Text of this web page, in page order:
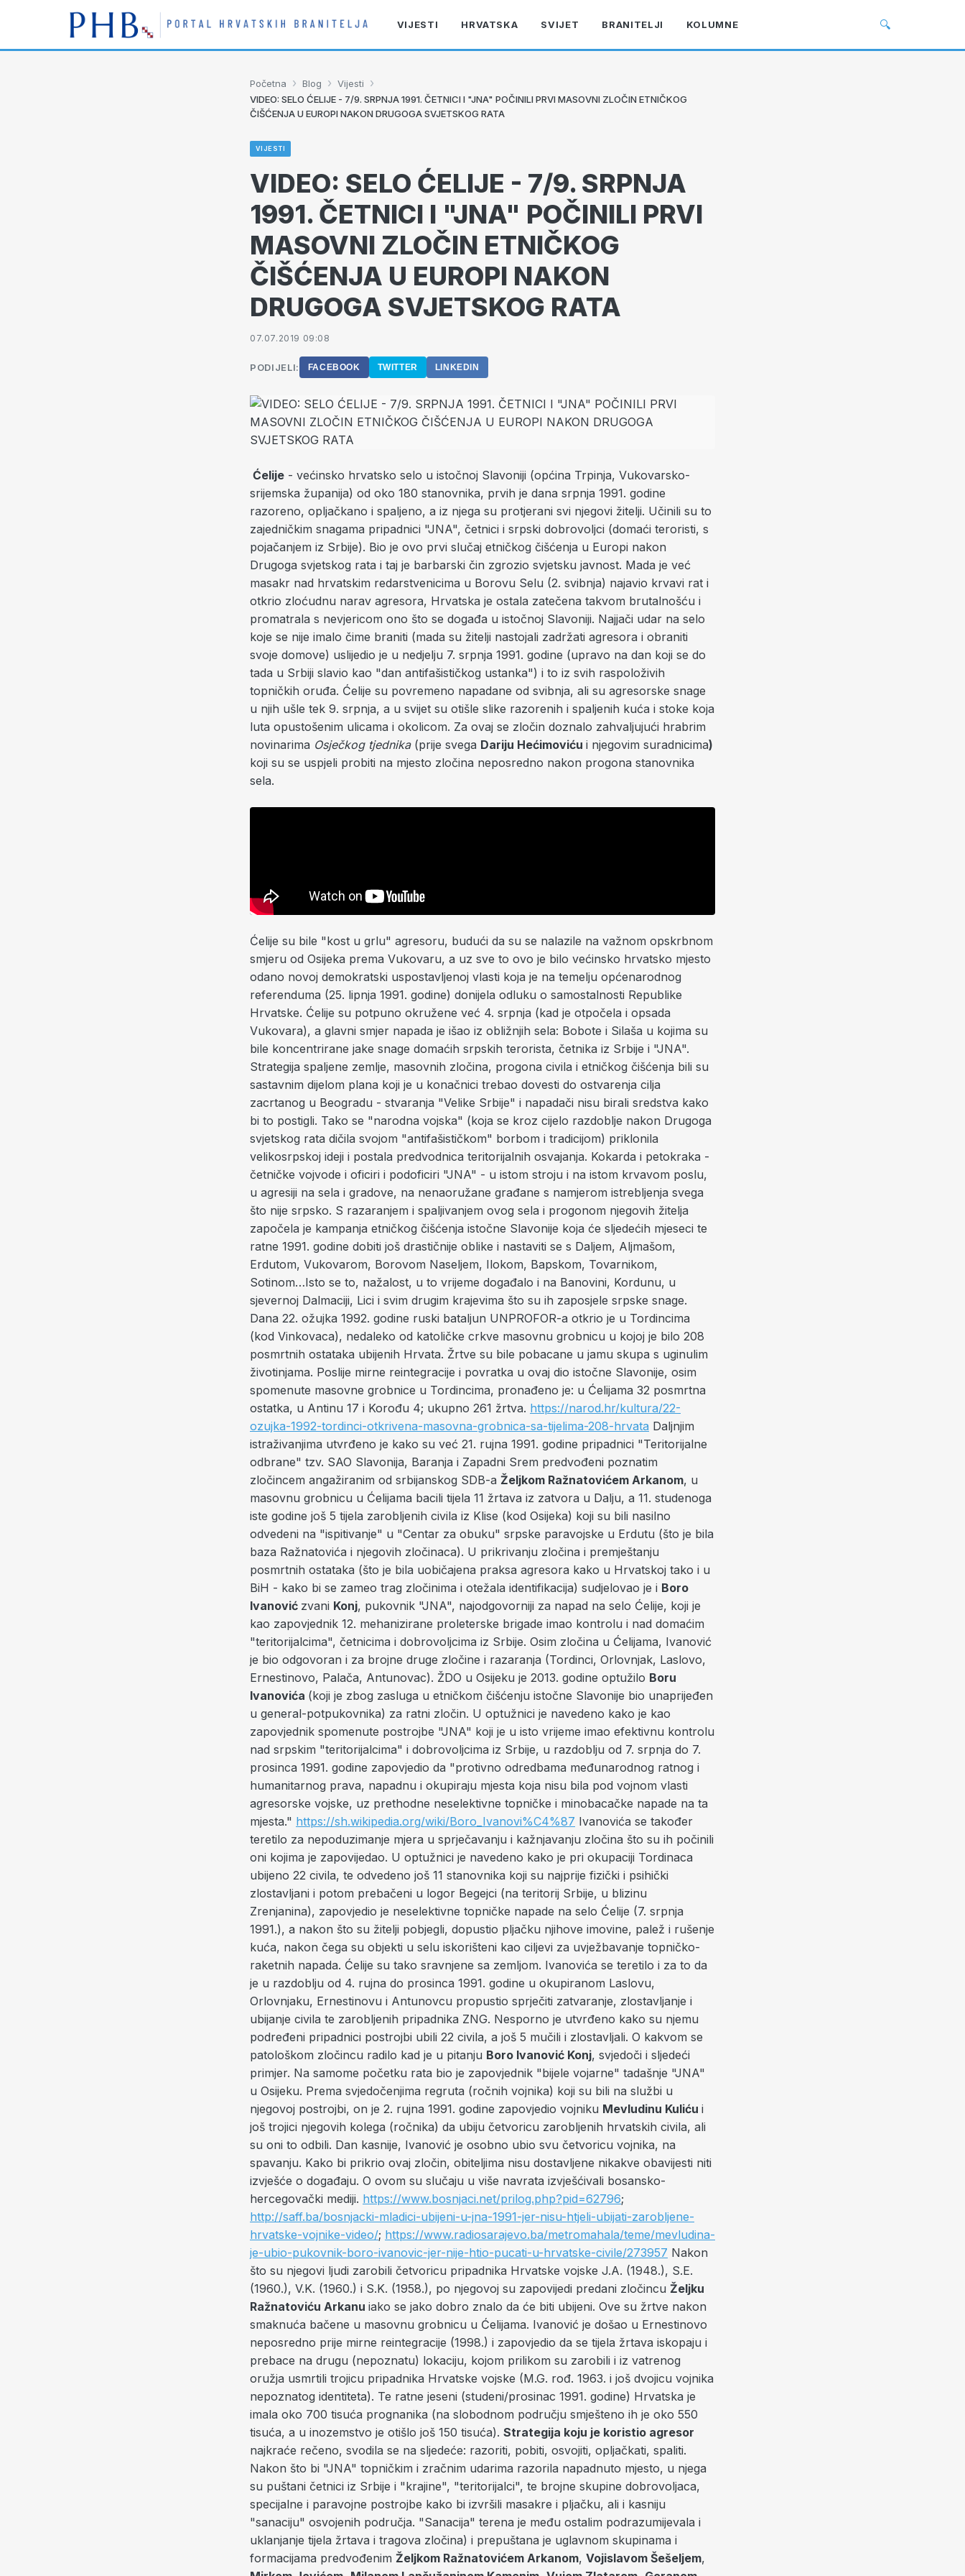
VIJESTI HRVATSKA SVIJET BRANITELJI KOLUMNE 🔍
Početna › Blog › Vijesti ›
VIDEO: SELO ĆELIJE - 7/9. SRPNJA 1991. ČETNICI I "JNA" POČINILI PRVI MASOVNI ZLOČIN ETNIČKOG
ČIŠĆENJA U EUROPI NAKON DRUGOGA SVJETSKOG RATA
VIJESTI
VIDEO: SELO ĆELIJE - 7/9. SRPNJA
1991. ČETNICI I "JNA" POČINILI PRVI
MASOVNI ZLOČIN ETNIČKOG
ČIŠĆENJA U EUROPI NAKON
DRUGOGA SVJETSKOG RATA
07.07.2019 09:08
PODIJELI: FACEBOOK TWITTER LINKEDIN
Ćelije - većinsko hrvatsko selo u istočnoj Slavoniji (općina Trpinja, Vukovarsko-
srijemska županija) od oko 180 stanovnika, prvih je dana srpnja 1991. godine
razoreno, opljačkano i spaljeno, a iz njega su protjerani svi njegovi žitelji. Učinili su to
zajedničkim snagama pripadnici "JNA", četnici i srpski dobrovoljci (domaći teroristi, s
pojačanjem iz Srbije). Bio je ovo prvi slučaj etničkog čišćenja u Europi nakon
Drugoga svjetskog rata i taj je barbarski čin zgrozio svjetsku javnost. Mada je već
masakr nad hrvatskim redarstvenicima u Borovu Selu (2. svibnja) najavio krvavi rat i
otkrio zloćudnu narav agresora, Hrvatska je ostala zatečena takvom brutalnošću i
promatrala s nevjericom ono što se događa u istočnoj Slavoniji. Najjači udar na selo
koje se nije imalo čime braniti (mada su žitelji nastojali zadržati agresora i obraniti
svoje domove) uslijedio je u nedjelju 7. srpnja 1991. godine (upravo na dan koji se do
tada u Srbiji slavio kao "dan antifašističkog ustanka") i to iz svih raspoloživih
topničkih oruđa. Ćelije su povremeno napadane od svibnja, ali su agresorske snage
u njih ušle tek 9. srpnja, a u svijet su otišle slike razorenih i spaljenih kuća i stoke koja
luta opustošenim ulicama i okolicom. Za ovaj se zločin doznalo zahvaljujući hrabrim
novinarima Osječkog tjednika(prije svega Dariju Hećimoviću i njegovim suradnicima)
koji su se uspjeli probiti na mjesto zločina neposredno nakon progona stanovnika
sela.
Ćelije su bile "kost u grlu" agresoru, budući da su se nalazile na važnom opskrbnom
smjeru od Osijeka prema Vukovaru, a uz sve to ovo je bilo većinsko hrvatsko mjesto
odano novoj demokratski uspostavljenoj vlasti koja je na temelju općenarodnog
referenduma (25. lipnja 1991. godine) donijela odluku o samostalnosti Republike
Hrvatske. Ćelije su potpuno okružene već 4. srpnja (kad je otpočela i opsada
Vukovara), a glavni smjer napada je išao iz obližnjih sela: Bobote i Silaša u kojima su
bile koncentrirane jake snage domaćih srpskih terorista, četnika iz Srbije i "JNA".
Strategija spaljene zemlje, masovnih zločina, progona civila i etničkog čišćenja bili su
sastavnim dijelom plana koji je u konačnici trebao dovesti do ostvarenja cilja
zacrtanog u Beogradu - stvaranja "Velike Srbije" i napadači nisu birali sredstva kako
bi to postigli. Tako se "narodna vojska" (koja se kroz cijelo razdoblje nakon Drugoga
svjetskog rata dičila svojom "antifašističkom" borbom i tradicijom) priklonila
velikosrpskoj ideji i postala predvodnica teritorijalnih osvajanja. Kokarda i petokraka -
četničke vojvode i oficiri i podoficiri "JNA" - u istom stroju i na istom krvavom poslu,
u agresiji na sela i gradove, na nenaoružane građane s namjerom istrebljenja svega
što nije srpsko. S razaranjem i spaljivanjem ovog sela i progonom njegovih žitelja
započela je kampanja etničkog čišćenja istočne Slavonije koja će sljedećih mjeseci te
ratne 1991. godine dobiti još drastičnije oblike i nastaviti se s Daljem, Aljmašom,
Erdutom, Vukovarom, Borovom Naseljem, Ilokom, Bapskom, Tovarnikom,
Sotinom…Isto se to, nažalost, u to vrijeme događalo i na Banovini, Kordunu, u
sjevernoj Dalmaciji, Lici i svim drugim krajevima što su ih zaposjele srpske snage.
Dana 22. ožujka 1992. godine ruski bataljun UNPROFOR-a otkrio je u Tordincima
(kod Vinkovaca), nedaleko od katoličke crkve masovnu grobnicu u kojoj je bilo 208
posmrtnih ostataka ubijenih Hrvata. Žrtve su bile pobacane u jamu skupa s uginulim
životinjama. Poslije mirne reintegracije i povratka u ovaj dio istočne Slavonije, osim
spomenute masovne grobnice u Tordincima, pronađeno je: u Ćelijama 32 posmrtna
ostatka, u Antinu 17 i Korođu 4; ukupno 261 žrtva. https://narod.hr/kultura/22-
ozujka-1992-tordinci-otkrivena-masovna-grobnica-sa-tijelima-208-hrvata Daljnjim
istraživanjima utvrđeno je kako su već 21. rujna 1991. godine pripadnici "Teritorijalne
odbrane" tzv. SAO Slavonija, Baranja i Zapadni Srem predvođeni poznatim
zločincem angažiranim od srbijanskog SDB-a Željkom Ražnatovićem Arkanom, u
masovnu grobnicu u Ćelijama bacili tijela 11 žrtava iz zatvora u Dalju, a 11. studenoga
iste godine još 5 tijela zarobljenih civila iz Klise (kod Osijeka) koji su bili nasilno
odvedeni na "ispitivanje" u "Centar za obuku" srpske paravojske u Erdutu (što je bila
baza Ražnatovića i njegovih zločinaca). U prikrivanju zločina i premještanju
posmrtnih ostataka (što je bila uobičajena praksa agresora kako u Hrvatskoj tako i u
BiH - kako bi se zameo trag zločinima i otežala identifikacija) sudjelovao je i Boro
Ivanović zvani Konj, pukovnik "JNA", najodgovorniji za napad na selo Ćelije, koji je
kao zapovjednik 12. mehanizirane proleterske brigade imao kontrolu i nad domaćim
"teritorijalcima", četnicima i dobrovoljcima iz Srbije. Osim zločina u Ćelijama, Ivanović
je bio odgovoran i za brojne druge zločine i razaranja (Tordinci, Orlovnjak, Laslovo,
Ernestinovo, Palača, Antunovac). ŽDO u Osijeku je 2013. godine optužilo Boru
Ivanovića (koji je zbog zasluga u etničkom čišćenju istočne Slavonije bio unaprijeđen
u general-potpukovnika) za ratni zločin. U optužnici je navedeno kako je kao
zapovjednik spomenute postrojbe "JNA" koji je u isto vrijeme imao efektivnu kontrolu
nad srpskim "teritorijalcima" i dobrovoljcima iz Srbije, u razdoblju od 7. srpnja do 7.
prosinca 1991. godine zapovjedio da "protivno odredbama međunarodnog ratnog i
humanitarnog prava, napadnu i okupiraju mjesta koja nisu bila pod vojnom vlasti
agresorske vojske, uz prethodne neselektivne topničke i minobacačke napade na ta
mjesta." https://sh.wikipedia.org/wiki/Boro_Ivanovi%C4%87 Ivanovića se također
teretilo za nepoduzimanje mjera u sprječavanju i kažnjavanju zločina što su ih počinili
oni kojima je zapovijedao. U optužnici je navedeno kako je pri okupaciji Tordinaca
ubijeno 22 civila, te odvedeno još 11 stanovnika koji su najprije fizički i psihički
zlostavljani i potom prebačeni u logor Begejci (na teritorij Srbije, u blizinu
Zrenjanina), zapovjedio je neselektivne topničke napade na selo Ćelije (7. srpnja
1991.), a nakon što su žitelji pobjegli, dopustio pljačku njihove imovine, palež i rušenje
kuća, nakon čega su objekti u selu iskorišteni kao ciljevi za uvježbavanje topničko-
raketnih napada. Ćelije su tako sravnjene sa zemljom. Ivanovića se teretilo i za to da
je u razdoblju od 4. rujna do prosinca 1991. godine u okupiranom Laslovu,
Orlovnjaku, Ernestinovu i Antunovcu propustio sprječiti zatvaranje, zlostavljanje i
ubijanje civila te zarobljenih pripadnika ZNG. Nesporno je utvrđeno kako su njemu
podređeni pripadnici postrojbi ubili 22 civila, a još 5 mučili i zlostavljali. O kakvom se
patološkom zločincu radilo kad je u pitanju Boro Ivanović Konj, svjedoči i sljedeći
primjer. Na samome početku rata bio je zapovjednik "bijele vojarne" tadašnje "JNA"
u Osijeku. Prema svjedočenjima regruta (ročnih vojnika) koji su bili na službi u
njegovoj postrojbi, on je 2. rujna 1991. godine zapovjedio vojniku Mevludinu Kuliću i
još trojici njegovih kolega (ročnika) da ubiju četvoricu zarobljenih hrvatskih civila, ali
su oni to odbili. Dan kasnije, Ivanović je osobno ubio svu četvoricu vojnika, na
spavanju. Kako bi prikrio ovaj zločin, obiteljima nisu dostavljene nikakve obavijesti niti
izvješće o događaju. O ovom su slučaju u više navrata izvješćivali bosansko-
hercegovački mediji. https://www.bosnjaci.net/prilog.php?pid=62796;
http://saff.ba/bosnjacki-mladici-ubijeni-u-jna-1991-jer-nisu-htjeli-ubijati-zarobljene-
hrvatske-vojnike-video/; https://www.radiosarajevo.ba/metromahala/teme/mevludina-
je-ubio-pukovnik-boro-ivanovic-jer-nije-htio-pucati-u-hrvatske-civile/273957 Nakon
što su njegovi ljudi zarobili četvoricu pripadnika Hrvatske vojske J.A. (1948.), S.E.
(1960.), V.K. (1960.) i S.K. (1958.), po njegovoj su zapovijedi predani zločincu Željku
Ražnatoviću Arkanu iako se jako dobro znalo da će biti ubijeni. Ove su žrtve nakon
smaknuća bačene u masovnu grobnicu u Ćelijama. Ivanović je došao u Ernestinovo
neposredno prije mirne reintegracije (1998.) i zapovjedio da se tijela žrtava iskopaju i
prebace na drugu (nepoznatu) lokaciju, kojom prilikom su zarobili i iz vatrenog
oružja usmrtili trojicu pripadnika Hrvatske vojske (M.G. rođ. 1963. i još dvojicu vojnika
nepoznatog identiteta). Te ratne jeseni (studeni/prosinac 1991. godine) Hrvatska je
imala oko 700 tisuća prognanika (na slobodnom području smješteno ih je oko 550
tisuća, a u inozemstvo je otišlo još 150 tisuća). Strategija koju je koristio agresor
najkraće rečeno, svodila se na sljedeće: razoriti, pobiti, osvojiti, opljačkati, spaliti.
Nakon što bi "JNA" topničkim i zračnim udarima razorila napadnuto mjesto, u njega
su puštani četnici iz Srbije i "krajine", "teritorijalci", te brojne skupine dobrovoljaca,
specijalne i paravojne postrojbe kako bi izvršili masakre i pljačku, ali i kasniju
"sanaciju" osvojenih područja. "Sanacija" terena je među ostalim podrazumijevala i
uklanjanje tijela žrtava i tragova zločina) i prepuštana je uglavnom skupinama i
formacijama predvođenim Željkom Ražnatovićem Arkanom, Vojislavom Šešeljem,